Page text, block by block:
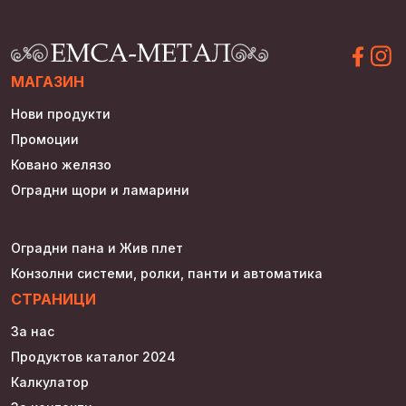
МАГАЗИН
Нови продукти
Промоции
Ковано желязо
Оградни щори и ламарини
Оградни пана и Жив плет
Конзолни системи, ролки, панти и автоматика
СТРАНИЦИ
За нас
Продуктов каталог 2024
Калкулатор